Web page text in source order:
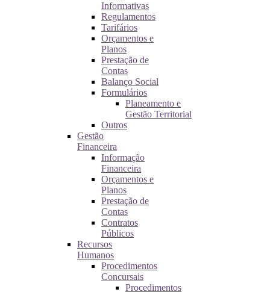
Informativas
Regulamentos
Tarifários
Orçamentos e
Planos
Prestação de
Contas
Balanço Social
Formulários
Planeamento e
Gestão Territorial
Outros
Gestão
Financeira
Informação
Financeira
Orçamentos e
Planos
Prestação de
Contas
Contratos
Públicos
Recursos
Humanos
Procedimentos
Concursais
Procedimentos